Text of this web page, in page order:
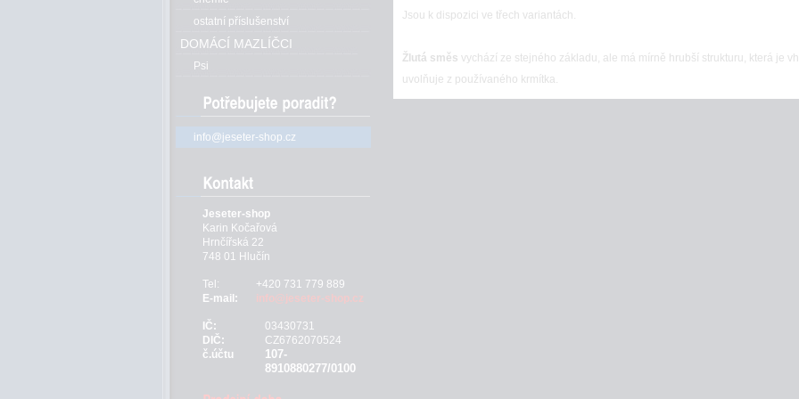
Jsou k dispozici ve třech variantách.
Žlutá směs vychází ze stejného základu, ale má mírně hrubší strukturu, která je
uvolňuje z používaného krmítka.
ostatní příslušenství
DOMÁCÍ MAZLÍČCI
Psi
info@jeseter-shop.cz
Jeseter-shop
Karin Kočařová
Hrnčířská 22
748 01 Hlučín
Tel:
+420 731 779 889
E-mail:
info@jeseter-shop.cz
IČ:
03430731
DIČ:
CZ6762070524
č.účtu
107-
8910880277/0100